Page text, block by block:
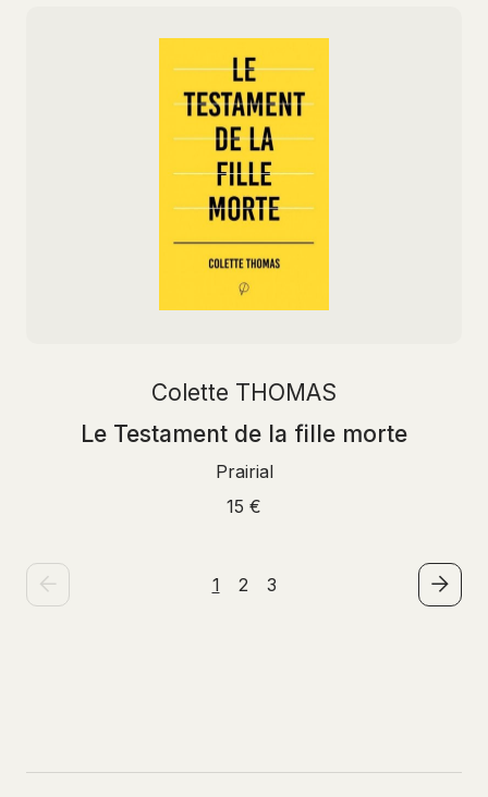
Colette THOMAS
Le Testament de la fille morte
Prairial
15 €
1 2 3
NAVIGUERPAR